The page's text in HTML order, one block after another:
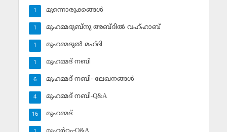
മുന്നൊരുക്കങ്ങള്‍
1
മുഹമ്മദുബ്‌നു അബ്ദില്‍ വഹ്ഹാബ്
1
മുഹമ്മദുല്‍ മഹ്ദി
1
മുഹമ്മദ് നബി
1
മുഹമ്മദ് നബി- ലേഖനങ്ങള്‍
6
മുഹമ്മദ് നബി-Q&A
4
മുഹമ്മദ്‌
16